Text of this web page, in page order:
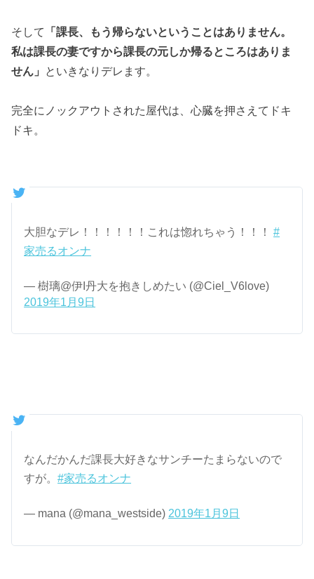
そして
「課長、もう帰らないということはありません。
私は課長の妻ですから課長の元しか帰るところはありま
せん」 といきなりデレます。
完全にノックアウトされた屋代は、心臓を押さえてドキ
ドキ。
大胆なデレ！！！！！！これは惚れちゃう！！！#
家売るオンナ
— 樹璃@伊I丹大を抱きしめたい (@Ciel_V6love)
2019年1月9日
なんだかんだ課長大好きなサンチーたまらないので
すが。#家売るオンナ
— mana (@mana_westside) 2019年1月9日